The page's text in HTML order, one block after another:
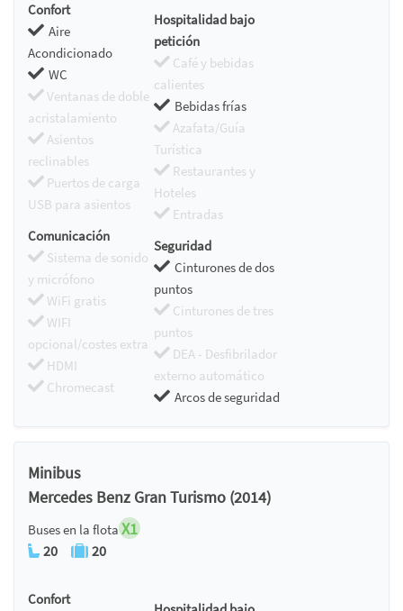
Confort
Aire
Acondicionado
WC
Ventanas de doble
acristalamiento
Asientos
reclinables
Puertos de carga
USB para asientos
Hospitalidad bajo
petición
Café y bebidas
calientes
Bebidas frías
Azafata/Guía
Turística
Restaurantes y
Hoteles
Entradas
Comunicación
Sistema de sonido
y micrófono
WiFi gratis
WIFI
opcional/costes extra
HDMI
Chromecast
Seguridad
Cinturones de dos
puntos
Cinturones de tres
puntos
DEA - Desfibrilador
externo automático
Arcos de seguridad
Minibus
Mercedes Benz Gran Turismo (2014)
Buses en la flota X1
20 20
Confort